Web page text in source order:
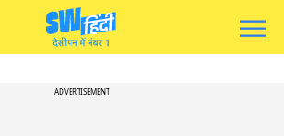
ADVERTISEMENT